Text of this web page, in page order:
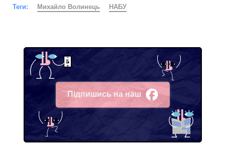
Теги: Михайло Волинець НАБУ
Підпишись на наш
Facebook